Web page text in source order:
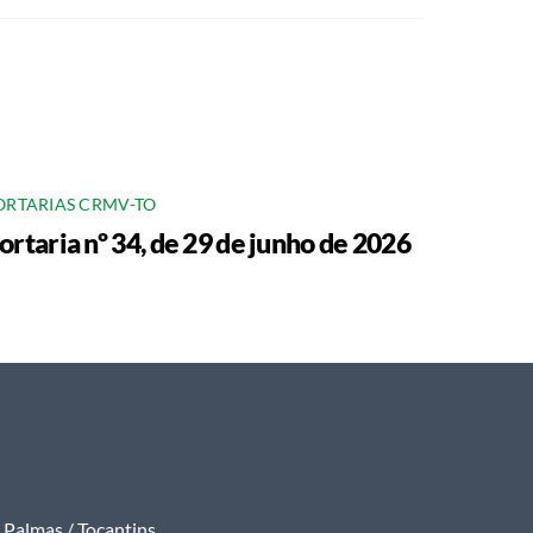
CRMV-TO
nº 34, de 29 de junho de 2026
/ Tocantins.